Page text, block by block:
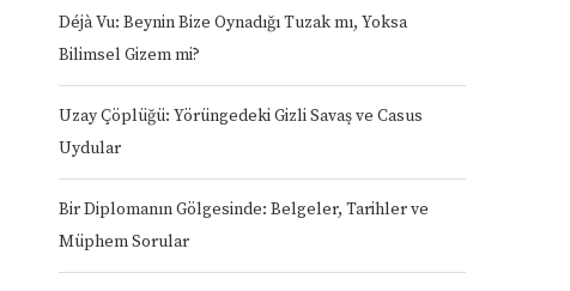
Déjà Vu: Beynin Bize Oynadığı Tuzak mı, Yoksa
Bilimsel Gizem mi?
Uzay Çöplüğü: Yörüngedeki Gizli Savaş ve Casus
Uydular
Bir Diplomanın Gölgesinde: Belgeler, Tarihler ve
Müphem Sorular